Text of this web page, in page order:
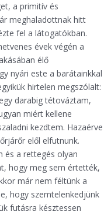
a primitív és
meghaladottnak hitt
fel a látogatókban.
évek végén a
élő
nyári este a barátainkkal
hirtelen megszólalt:
darabig tétováztam,
miért kellene
kezdtem. Hazaérve
elől elfutnunk.
és a rettegés olyan
hogy meg sem értették,
már nem féltünk a
hogy szemtelenkedjünk
futásra késztessen